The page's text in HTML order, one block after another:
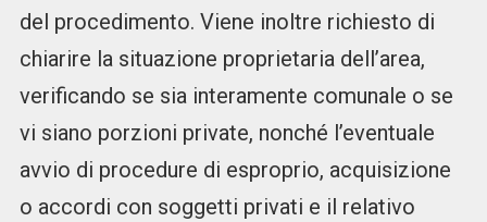
del procedimento. Viene inoltre richiesto di
chiarire la situazione proprietaria dell’area,
verificando se sia interamente comunale o se
vi siano porzioni private, nonché l’eventuale
avvio di procedure di esproprio, acquisizione
o accordi con soggetti privati e il relativo